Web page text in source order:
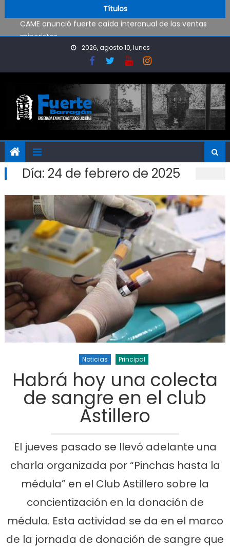
Títulos
CAME anunció fuerte caída interanual de las ventas
minoristas
Al fin Defensores pudo reencontrarse con el triunfo
2026, agosto 10, lunes
Día: 24 de febrero de 2025
Noticias Principal
Habrá hoy una colecta
de sangre en el club
Astillero
El jueves pasado se llevó adelante una
charla organizada por “Pinchas hasta la
médula” en el Club Astillero sobre la
concientización en la donación de
médula. Esta actividad se da en el marco
de la jornada de donación de sangre que